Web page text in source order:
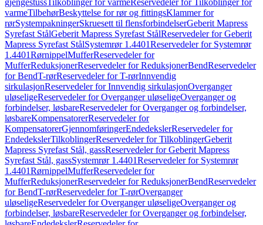
gjengestussTilkoblinger for varmeReservedeler for Tilkoblinger for
varmeTilbehørBeskyttelse for rør og fittingsKlammer for
rørSystempakningerSkruesett til flensforbindelserGeberit Mapress
Syrefast StålGeberit Mapress Syrefast StålReservedeler for Geberit
Mapress Syrefast StålSystemrør 1.4401Reservedeler for Systemrør
1.4401RørnippelMufferReservedeler for
MufferReduksjonerReservedeler for ReduksjonerBendReservedeler
for BendT-rørReservedeler for T-rørInnvendig
sirkulasjonReservedeler for Innvendig sirkulasjonOverganger
uløseligeReservedeler for Overganger uløseligeOverganger og
forbindelser, løsbareReservedeler for Overganger og forbindelser,
løsbareKompensatorerReservedeler for
KompensatorerGjennomføringerEndedekslerReservedeler for
EndedekslerTilkoblingerReservedeler for TilkoblingerGeberit
Mapress Syrefast Stål, gassReservedeler for Geberit Mapress
Syrefast Stål, gassSystemrør 1.4401Reservedeler for Systemrør
1.4401RørnippelMufferReservedeler for
MufferReduksjonerReservedeler for ReduksjonerBendReservedeler
for BendT-rørReservedeler for T-rørOverganger
uløseligeReservedeler for Overganger uløseligeOverganger og
forbindelser, løsbareReservedeler for Overganger og forbindelser,